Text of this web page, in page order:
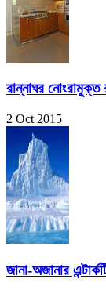
রান্নাঘর নোংরামুক্ত
2 Oct 2015
জানা-অজানার